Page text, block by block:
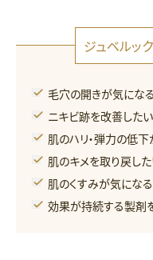
ジュベルッ
毛穴の開きが気になる
ニキビ跡を改善したい
肌のハリ・弾力の低
肌のキメを取り戻し
肌のくすみが気になる
効果が持続する製剤